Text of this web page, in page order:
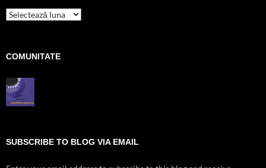
pe
zile
COMUNITATE
SUBSCRIBE TO BLOG VIA EMAIL